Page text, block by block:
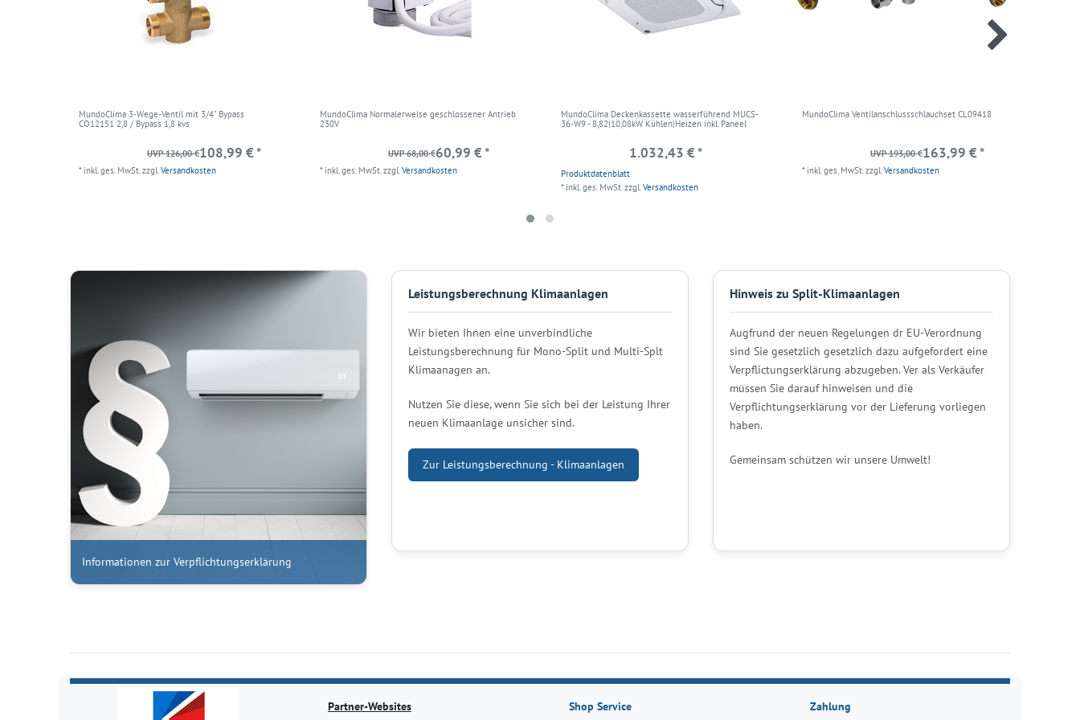
MundoClima 3-Wege-Ventil mit 3/4" Bypass
CO12151 2,8 / Bypass 1,8 kvs
UVP 126,00 €108,99 € *
* inkl. ges. MwSt.zzgl.Versandkosten
MundoClima Normalerweise geschlossener Antrieb
230V
UVP 68,00 €60,99 € *
* inkl. ges. MwSt.zzgl.Versandkosten
MundoClima Deckenkassette wasserführend MUCS-
36-W9 - 8,82|10,08kW Kühlen|Heizen inkl. Paneel
Produktdatenblatt
1.032,43 € *
* inkl. ges. MwSt.zzgl.Versandkosten
MundoClima Ventilanschlussschlauchset CL09418
UVP 193,00 €163,99 € *
* inkl. ges. MwSt.zzgl.Versandkosten
Informationen zur Verpflichtungserklärung
Leistungsberechnung Klimaanlagen
Wir bieten Ihnen eine unverbindliche
Leistungsberechnung für Mono-Split und Multi-Splt
Klimaanagen an.
Nutzen Sie diese, wenn Sie sich bei der Leistung Ihrer
neuen Klimaanlage unsicher sind.
Zur Leistungsberechnung - Klimaanlagen
Hinweis zu Split-Klimaanlagen
Augfrund der neuen Regelungen dr EU-Verordnung
sind Sie gesetzlich gesetzlich dazu aufgefordert eine
Verpflictungserklärung abzugeben. Ver als Verkäufer
müssen Sie darauf hinweisen und die
Verpflichtungserklärung vor der Lieferung vorliegen
haben.
Gemeinsam schützen wir unsere Umwelt!
Partner-Websites Shop Service Zahlung